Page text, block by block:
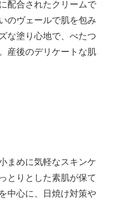
配合されたクリームで
のヴェールで肌を包み
な塗り心地で、べたつ
産後のデリケートな肌
まめに気軽なスキンケ
とりとした素肌が保て
中心に、日焼け対策や